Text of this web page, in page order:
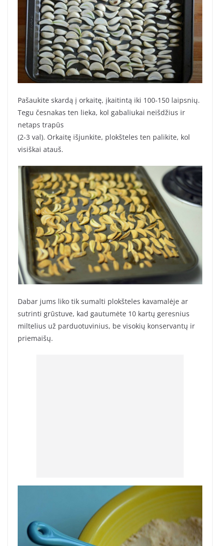
Pašaukite skardą į orkaitę, įkaitintą iki 100-150 laipsnių.
Tegu česnakas ten lieka, kol gabaliukai neišdžius ir
netaps trapūs
(2-3 val). Orkaitę išjunkite, plokšteles ten palikite, kol
visiškai atauš.
Dabar jums liko tik sumalti plokšteles kavamalėje ar
sutrinti grūstuve, kad gautumėte 10 kartų geresnius
miltelius už parduotuvinius, be visokių konservantų ir
priemaišų.